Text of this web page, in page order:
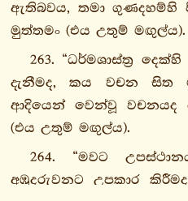
සුත්තං
කපිලසුත්තං
සුත්තං
ධම්ම
නාවා
සුත්තං
කිංසීලසුත්තං
ඇතිබවය, තමා ගුණදහම්හි
මුත්තමං (එය උතුම් මඟුල්ය).
263. “ධර්මශාස්ත්‍ර
දැනීමද, කය වචන සිත
ආදියෙන් වෙන්වූ වචනයද
(එය උතුම් මඟුල්ය).
264. “මවට
අඹුදරුවනට උපකාර